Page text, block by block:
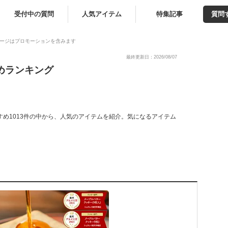
受付中の質問 人気アイテム 特集記事 質問
ジはプロモーションを含みます
最終更新日：2026/08/07
ランキング
1013件の中から、人気のアイテムを紹介。気になるアイテム